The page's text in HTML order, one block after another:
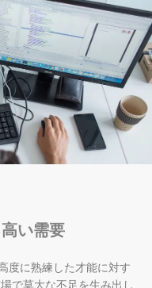
い需要
度に熟練した才能に対す
で莫大な不足を生み出し